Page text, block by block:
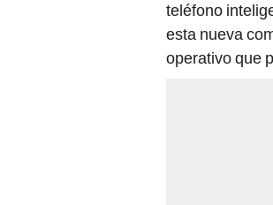
teléfono
esta nueva
operativo que